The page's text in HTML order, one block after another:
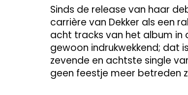
Sinds de release van haar
carrière van Dekker als een
acht tracks van het album in
gewoon indrukwekkend; dat
zevende en achtste single
geen feestje meer betreden